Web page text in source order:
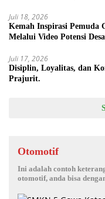
Juli 18, 2026
Kemah Inspirasi Pemuda
Melalui Video Potensi
Juli 17, 2026
Disiplin, Loyalitas, dan
Prajurit.
Otomotif
Ini adalah contoh
otomotif, anda bisa